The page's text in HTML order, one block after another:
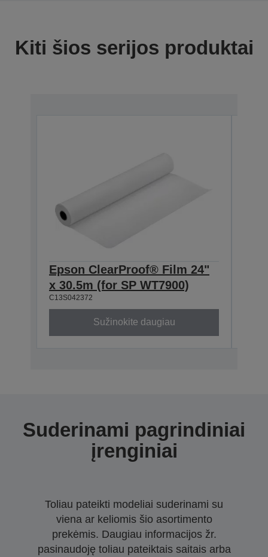
Kiti šios serijos produktai
Epson ClearProof® Film 24"
x 30.5m (for SP WT7900)
C13S042372
Sužinokite daugiau
Suderinami pagrindiniai
įrenginiai
Toliau pateikti modeliai suderinami su
viena ar keliomis šio asortimento
prekėmis. Daugiau informacijos žr.
pasinaudoję toliau pateiktais saitais arba